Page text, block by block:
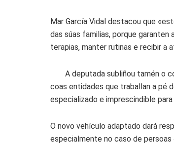
Mar García Vidal destacou que
das súas familias, porque
terapias, manter rutinas e recibir a
A deputada subliñou tamén o
coas entidades que traballan a pé
especializado e imprescindible
O novo vehículo adaptado dará
especialmente no caso de persoas